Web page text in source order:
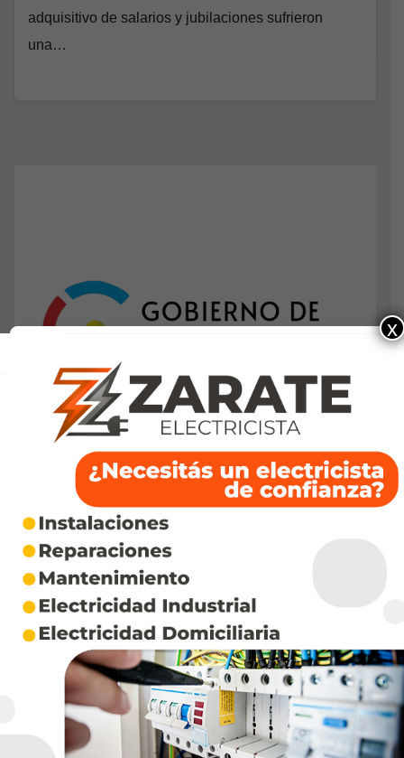
adquisitivo de salarios y jubilaciones sufrieron
una…
x